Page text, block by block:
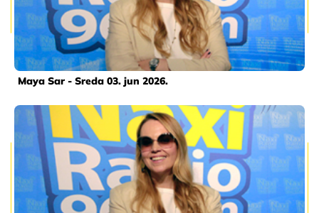
Maya Sar - Sreda 03. jun 2026.